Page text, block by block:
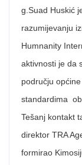
g.Suad Huskić
razumijevanju
Humnanity
aktivnosti je da
području
standardima
Tešanj kontakt
direktor TRA
formirao